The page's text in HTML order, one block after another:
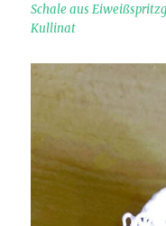
Schale aus
Kullinat